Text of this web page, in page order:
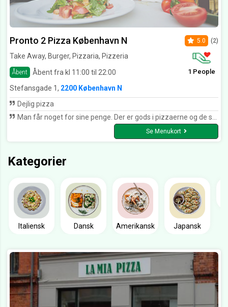
Pronto 2 Pizza København N
Take Away, Burger, Pizzaria, Pizzeria
Åbent Åbent fra kl 11:00 til 22:00
5.0 (2)
1 People
Stefansgade 1, 2200 København N
Dejlig pizza
Man får noget for sine penge. Der er gods i pizzaerne og de smager fantastisk!!!
Se Menukort
Kategorier
Italiensk Dansk Amerikansk Japansk